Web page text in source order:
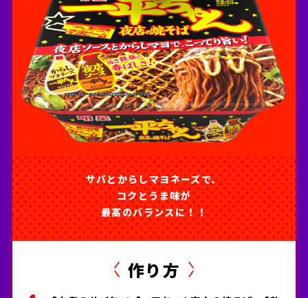
サバとからしマヨネーズで、
コクとうま味が
最高のバランスに！！
作り方